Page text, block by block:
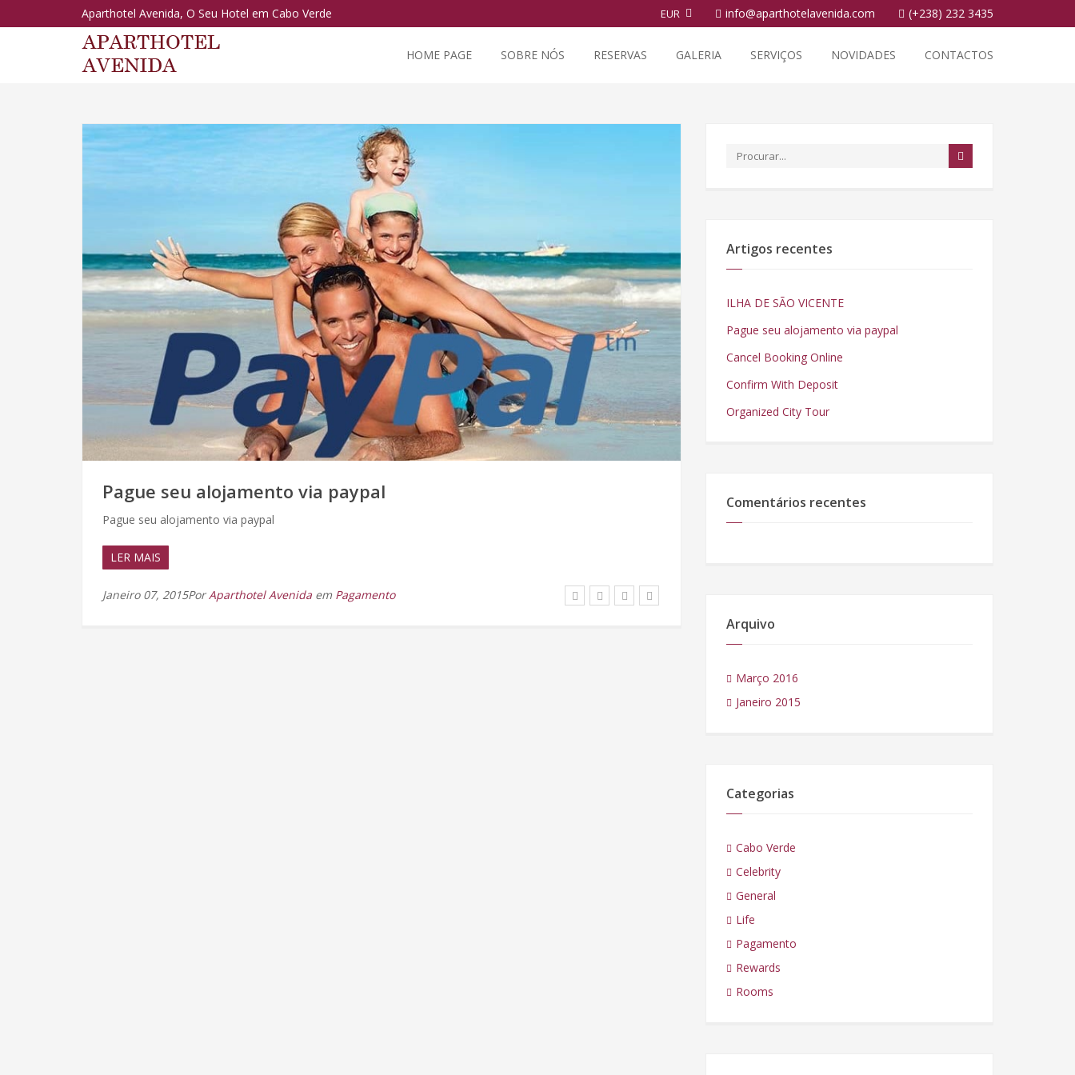
Aparthotel Avenida, O Seu Hotel em Cabo Verde EUR info@aparthotelavenida.com (+238) 232 3435
HOME PAGE SOBRE NÓS RESERVAS GALERIA SERVIÇOS NOVIDADES CONTACTOS
Pague seu alojamento via paypal
Pague seu alojamento via paypal
LER MAIS
Janeiro 07, 2015PorAparthotel Avenida em Pagamento
Artigos recentes
ILHA DE SÃO VICENTE
Pague seu alojamento via paypal
Cancel Booking Online
Confirm With Deposit
Organized City Tour
Comentários recentes
Arquivo
Março 2016
Janeiro 2015
Categorias
Cabo Verde
Celebrity
General
Life
Pagamento
Rewards
Rooms